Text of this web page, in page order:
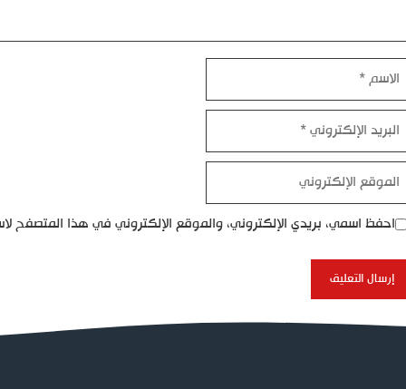
احفظ اسمي، بريدي الإلكتروني، والموقع الإلكتروني في هذا المتصفح